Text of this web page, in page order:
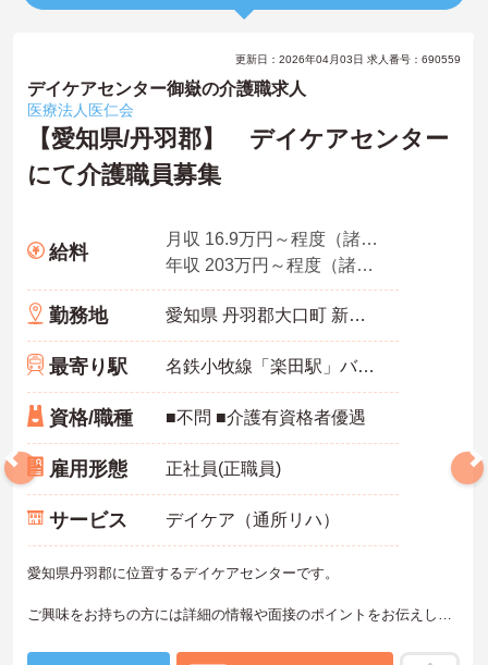
更新日：2026年04月03日 求人番号：690559
デイケアセンター御嶽の介護職求人
医療法人医仁会
【愛知県/丹羽郡】 デイケアセンター
にて介護職員募集
給料
月収 16.9万円～程度（諸手当込）
年収 203万円～程度（諸手当込・賞与別途支給有）
勤務地 愛知県 丹羽郡大口町 新宮1-129
最寄り駅 名鉄小牧線「楽田駅」バス・車9分
資格/職種 ■不問 ■介護有資格者優遇
雇用形態 正社員(正職員)
サービス デイケア（通所リハ）
愛知県丹羽郡に位置するデイケアセンターです。
ご興味をお持ちの方には詳細の情報や面接のポイントをお伝えしま